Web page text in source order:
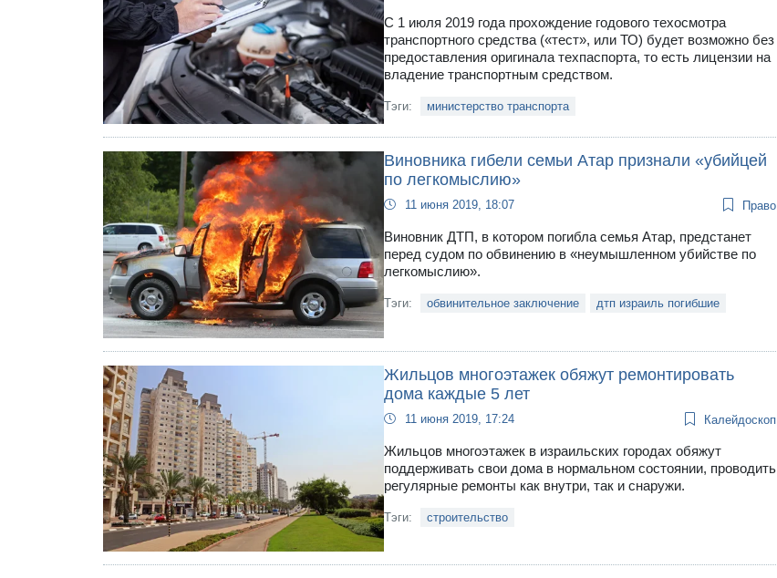
С 1 июля 2019 года прохождение годового техосмотра
транспортного средства («тест», или ТО) будет возможно без
предоставления оригинала техпаспорта, то есть лицензии на
владение транспортным средством.
Тэги: министерство транспорта
Виновника гибели семьи Атар признали «убийцей
по легкомыслию»
11 июня 2019, 18:07 Право
Виновник ДТП, в котором погибла семья Атар, предстанет
перед судом по обвинению в «неумышленном убийстве по
легкомыслию».
Тэги: обвинительное заключение дтп израиль погибшие
Жильцов многоэтажек обяжут ремонтировать
дома каждые 5 лет
11 июня 2019, 17:24 Калейдоскоп
Жильцов многоэтажек в израильских городах обяжут
поддерживать свои дома в нормальном состоянии, проводить
регулярные ремонты как внутри, так и снаружи.
Тэги: строительство